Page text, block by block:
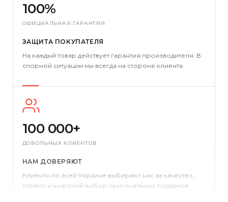
100%
ОФИЦИАЛЬНАЯ ГАРАНТИЯ
ЗАЩИТА ПОКУПАТЕЛЯ
На каждый товар действует гарантия производителя. В
спорной ситуации мы всегда на стороне клиента.
100 000+
ДОВОЛЬНЫХ КЛИЕНТОВ
НАМ ДОВЕРЯЮТ
Клиенты по всей Украине выбирают нас за качество,
сервис и широкий выбор оригинальных подарков.